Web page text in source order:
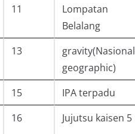
11
Lompatan
Belalang
13
gravity(Nasional
geographic)
15 IPA terpadu
16 Jujutsu kaisen 5